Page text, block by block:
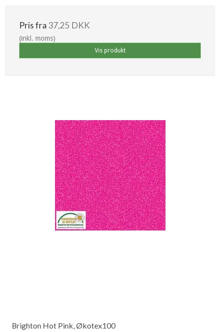
Pris fra 37,25 DKK
(inkl. moms)
Vis produkt
Brighton Hot Pink, Økotex100